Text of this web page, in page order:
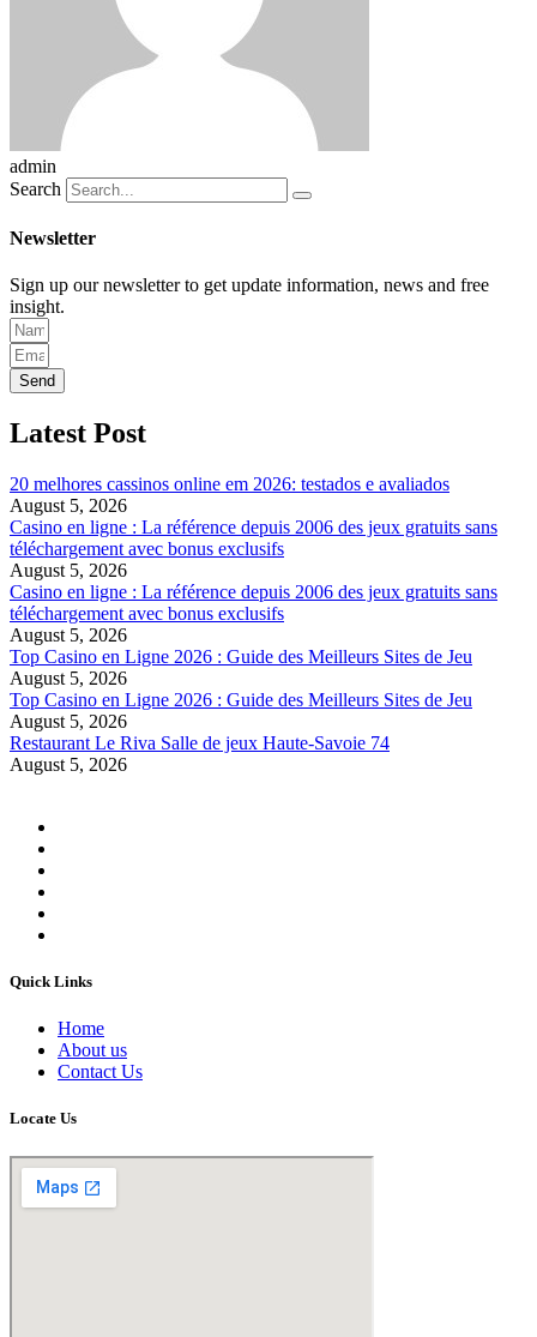
admin
Search
Newsletter
Sign up our newsletter to get update information, news and free
insight.
Send
Latest Post
20 melhores cassinos online em 2026: testados e avaliados
August 5, 2026
Casino en ligne : La référence depuis 2006 des jeux gratuits sans
téléchargement avec bonus exclusifs
August 5, 2026
Casino en ligne : La référence depuis 2006 des jeux gratuits sans
téléchargement avec bonus exclusifs
August 5, 2026
Top Casino en Ligne 2026 : Guide des Meilleurs Sites de Jeu
August 5, 2026
Top Casino en Ligne 2026 : Guide des Meilleurs Sites de Jeu
August 5, 2026
Restaurant Le Riva Salle de jeux Haute-Savoie 74
August 5, 2026
Quick Links
Home
About us
Contact Us
Locate Us